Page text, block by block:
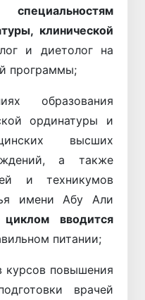
клинической
и диетолог на
программы;
образования
ординатуры и
высших
а также
и техникумов
имени Абу Али
вводится
питании;
повышения
врачей